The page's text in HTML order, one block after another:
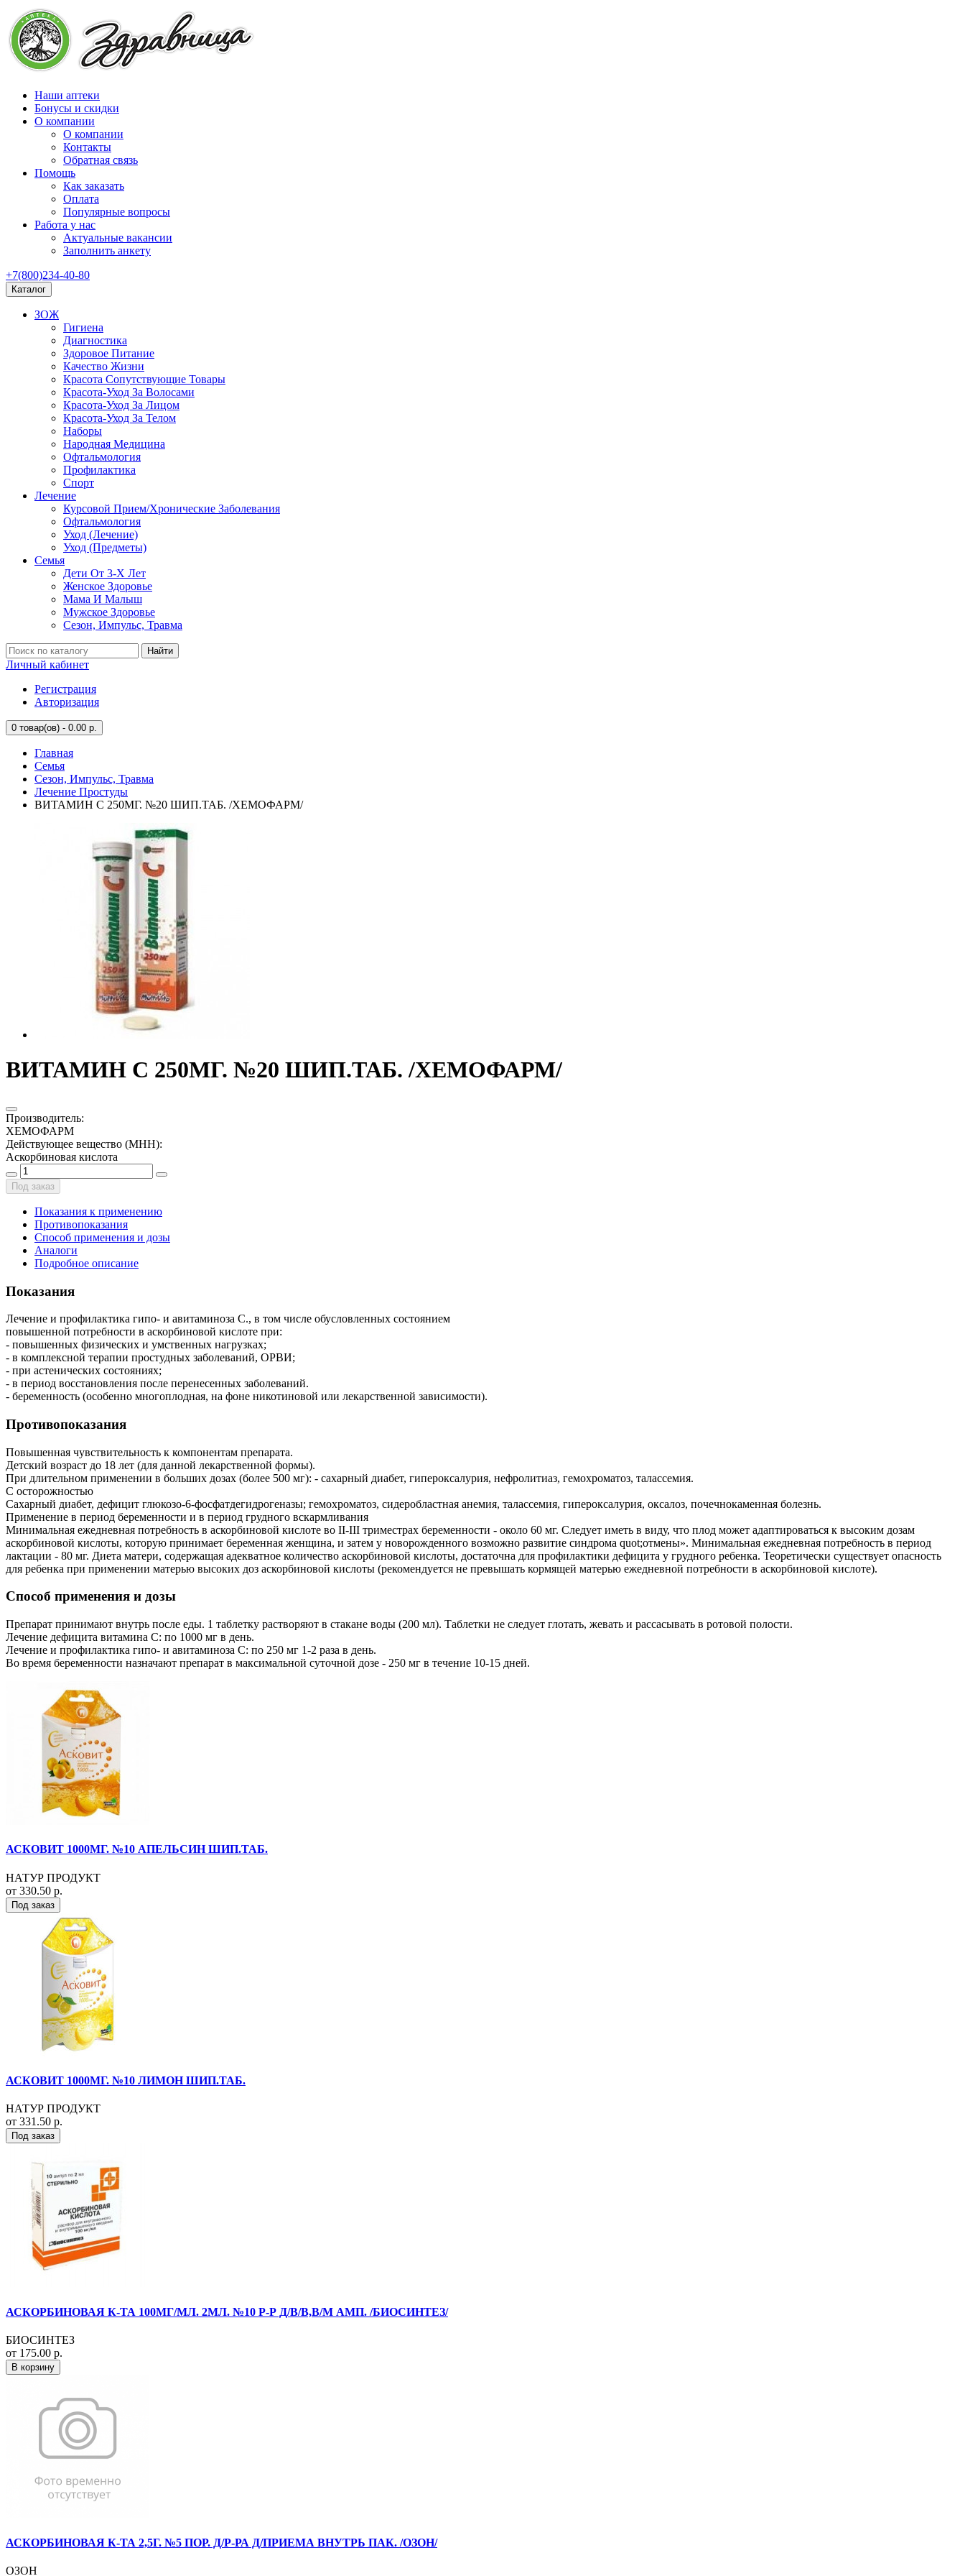
Наши аптеки
Бонусы и скидки
О компании
О компании
Контакты
Обратная связь
Помощь
Как заказать
Оплата
Популярные вопросы
Работа у нас
Актуальные вакансии
Заполнить анкету
+7(800)234-40-80
Каталог
ЗОЖ
Гигиена
Диагностика
Здоровое Питание
Качество Жизни
Красота Сопутствующие Товары
Красота-Уход За Волосами
Красота-Уход За Лицом
Красота-Уход За Телом
Наборы
Народная Медицина
Офтальмология
Профилактика
Спорт
Лечение
Курсовой Прием/Хронические Заболевания
Офтальмология
Уход (Лечение)
Уход (Предметы)
Семья
Дети От 3-Х Лет
Женское Здоровье
Мама И Малыш
Мужское Здоровье
Сезон, Импульс, Травма
Найти
Личный кабинет
Регистрация
Авторизация
0 товар(ов) - 0.00 р.
Главная
Семья
Сезон, Импульс, Травма
Лечение Простуды
ВИТАМИН С 250МГ. №20 ШИП.ТАБ. /ХЕМОФАРМ/
ВИТАМИН С 250МГ. №20 ШИП.ТАБ. /ХЕМОФАРМ/
Производитель:
ХЕМОФАРМ
Действующее вещество (МНН):
Аскорбиновая кислота
Под заказ
Показания к применению
Противопоказания
Способ применения и дозы
Аналоги
Подробное описание
Показания
Лечение и профилактика гипо- и авитаминоза C., в том числе обусловленных состоянием
повышенной потребности в аскорбиновой кислоте при:
- повышенных физических и умственных нагрузках;
- в комплексной терапии простудных заболеваний, ОРВИ;
- при астенических состояниях;
- в период восстановления после перенесенных заболеваний.
- беременность (особенно многоплодная, на фоне никотиновой или лекарственной зависимости).
Противопоказания
Повышенная чувствительность к компонентам препарата.
Детский возраст до 18 лет (для данной лекарственной формы).
При длительном применении в больших дозах (более 500 мг): - сахарный диабет, гипероксалурия, нефролитиаз, гемохроматоз, талассемия.
С осторожностью
Сахарный диабет, дефицит глюкозо-6-фосфатдегидрогеназы; гемохроматоз, сидеробластная анемия, талассемия, гипероксалурия, оксалоз, почечнокаменная болезнь.
Применение в период беременности и в период грудного вскармливания
Минимальная ежедневная потребность в аскорбиновой кислоте во II-III триместрах беременности - около 60 мг. Следует иметь в виду, что плод может адаптироваться к высоким дозам
аскорбиновой кислоты, которую принимает беременная женщина, и затем у новорожденного возможно развитие синдрома quot;отмены». Минимальная ежедневная потребность в период
лактации - 80 мг. Диета матери, содержащая адекватное количество аскорбиновой кислоты, достаточна для профилактики дефицита у грудного ребенка. Теоретически существует опасность
для ребенка при применении матерью высоких доз аскорбиновой кислоты (рекомендуется не превышать кормящей матерью ежедневной потребности в аскорбиновой кислоте).
Способ применения и дозы
Препарат принимают внутрь после еды. 1 таблетку растворяют в стакане воды (200 мл). Таблетки не следует глотать, жевать и рассасывать в ротовой полости.
Лечение дефицита витамина С: по 1000 мг в день.
Лечение и профилактика гипо- и авитаминоза C: по 250 мг 1-2 раза в день.
Во время беременности назначают препарат в максимальной суточной дозе - 250 мг в течение 10-15 дней.
АСКОВИТ 1000МГ. №10 АПЕЛЬСИН ШИП.ТАБ.
НАТУР ПРОДУКТ
от 330.50 р.
Под заказ
АСКОВИТ 1000МГ. №10 ЛИМОН ШИП.ТАБ.
НАТУР ПРОДУКТ
от 331.50 р.
Под заказ
АСКОРБИНОВАЯ К-ТА 100МГ/МЛ. 2МЛ. №10 Р-Р Д/В/В,В/М АМП. /БИОСИНТЕЗ/
БИОСИНТЕЗ
от 175.00 р.
В корзину
АСКОРБИНОВАЯ К-ТА 2,5Г. №5 ПОР. Д/Р-РА Д/ПРИЕМА ВНУТРЬ ПАК. /ОЗОН/
ОЗОН